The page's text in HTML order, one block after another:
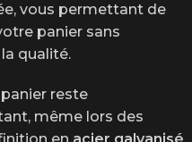
vous permettant de
panier sans
qualité.
panier reste
même lors des